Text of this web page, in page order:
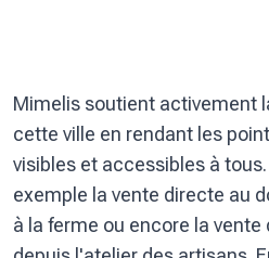
Mimelis soutient activement
cette ville en rendant les
visibles et accessibles à
exemple la vente directe au
à la ferme ou encore la